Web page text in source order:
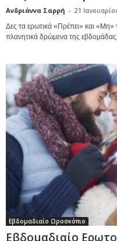
Ανδριάννα Σαρρή - 21
Δες τα ερωτικά «Πρέπει» και
πλανητικά δρώμενα της
Εβδομαδιαίο Ωροσκόπιο
Εβδομαδιαίο